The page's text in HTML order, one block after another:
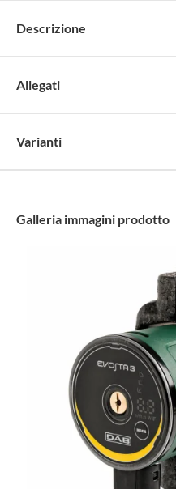
Descrizione
Allegati
Varianti
Galleria immagini prodotto